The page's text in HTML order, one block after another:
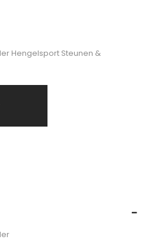
Hengelsport Steunen &